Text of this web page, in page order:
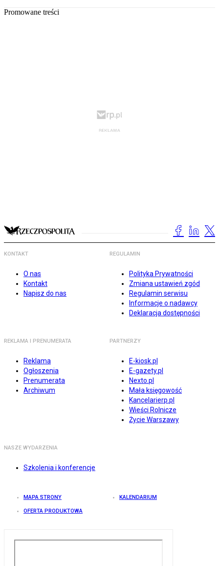
Promowane treści
KONTAKT
O nas
Kontakt
Napisz do nas
REGULAMIN
Polityka Prywatności
Zmiana ustawień zgód
Regulamin serwisu
Informacje o nadawcy
Deklaracja dostępności
REKLAMA I PRENUMERATA
Reklama
Ogłoszenia
Prenumerata
Archiwum
PARTNERZY
E-kiosk.pl
E-gazety.pl
Nexto.pl
Mała księgowość
Kancelarierp.pl
Wieści Rolnicze
Życie Warszawy
NASZE WYDARZENIA
Szkolenia i konferencje
MAPA STRONY KALENDARIUM
OFERTA PRODUKTOWA